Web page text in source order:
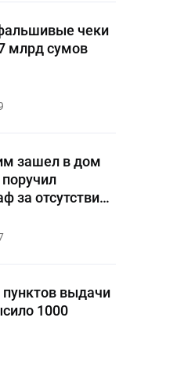
чеки
млрд сумов
зашел в дом
за отсутствие
выдачи
1000